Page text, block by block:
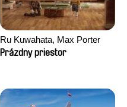
Ru Kuwahata, Max Porter
Prázdny priestor